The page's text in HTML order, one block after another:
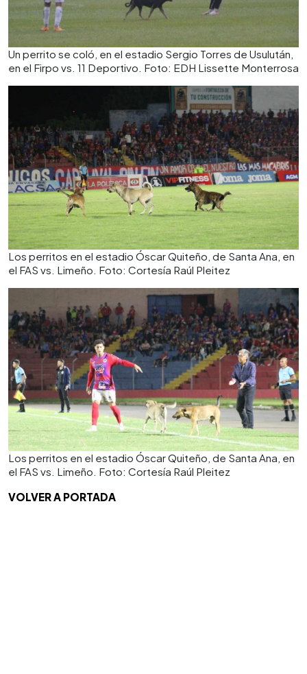
Un perrito se coló, en el estadio Sergio Torres de Usulután,
en el Firpo vs. 11 Deportivo. Foto: EDH Lissette Monterrosa
Los perritos en el estadio Óscar Quiteño, de Santa Ana, en
el FAS vs. Limeño. Foto: Cortesía Raúl Pleitez
Los perritos en el estadio Óscar Quiteño, de Santa Ana, en
el FAS vs. Limeño. Foto: Cortesía Raúl Pleitez
VOLVER A PORTADA